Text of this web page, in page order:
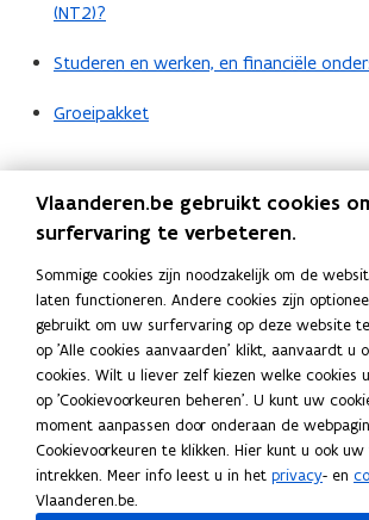
(NT2)?
Studeren en werken, en financiële
Groeipakket
Volg Onderwijs Vlaanderen op
Facebook
opent in nieuw venster
opent in nieuw venster
Linkedin
opent in nieuw venster
Deel deze pagina
L
i
n
k
e
K
o
p
i
e
Contact
Vragen? Contacteer hetcentrum voor
Vlaanderen.be gebruikt cookies
surfervaring te verbeteren.
Sommige cookies zijn noodzakelijk om de
laten functioneren. Andere cookies zijn
gebruikt om uw surfervaring op deze website
op 'Alle cookies aanvaarden' klikt, aanvaardt u
cookies. Wilt u liever zelf kiezen welke cookies
op 'Cookievoorkeuren beheren'. U kunt uw
moment aanpassen door onderaan de
Cookievoorkeuren te klikken. Hier kunt u ook
intrekken. Meer info leest u in het privacy- en
Vlaanderen.be.